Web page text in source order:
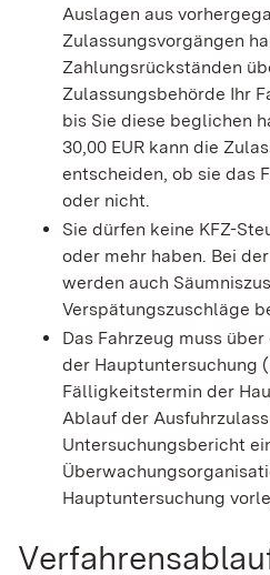
Auslagen aus
Zulassungsvorgängen
Zahlungsrückständen
Zulassungsbehörde Ihr
bis Sie diese beglichen
30,00 EUR kann die
entscheiden, ob sie das
oder nicht.
Sie dürfen keine KFZ-
oder mehr haben. Bei
werden auch
Verspätungszuschläge b
Das Fahrzeug muss
der Hauptuntersuchung
Fälligkeitstermin der
Ablauf der Ausfuhrzulas
Untersuchungsbericht
Hauptuntersuchung